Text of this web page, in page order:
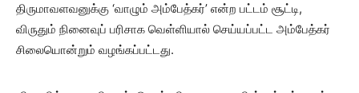
திருமாவளவனுக்கு ‘வாழும் அம்பேத்கர்’ என்ற பட்டம் சூட்டி,
விருதும் நினைவுப் பரிசாக வெள்ளியால் செய்யப்பட்ட அம்பேத்கர்
சிலையொன்றும் வழங்கப்பட்டது.